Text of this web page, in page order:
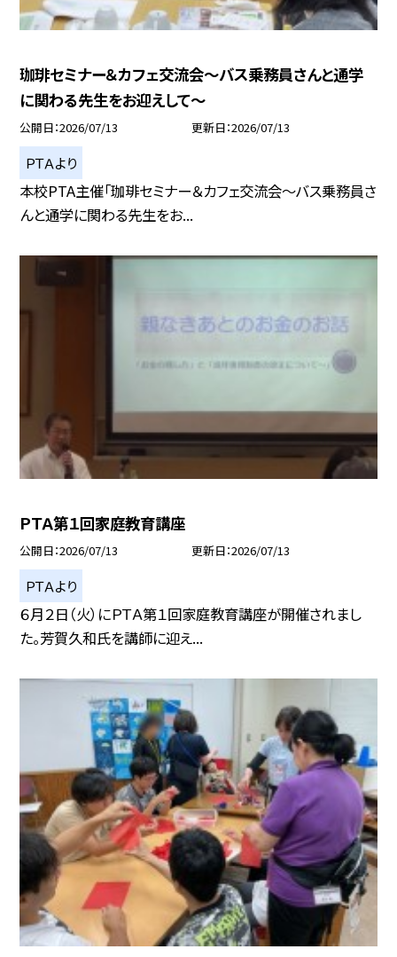
珈琲セミナー＆カフェ交流会～バス乗務員さんと通学
に関わる先生をお迎えして～
公開日 2026/07/13 更新日 2026/07/13
ＰＴＡより
本校PTA主催「珈琲セミナー＆カフェ交流会～バス乗務員さ
んと通学に関わる先生をお...
ＰＴＡ第１回家庭教育講座
公開日 2026/07/13 更新日 2026/07/13
ＰＴＡより
６月２日（火）にＰＴＡ第１回家庭教育講座が開催されまし
た。芳賀久和氏を講師に迎え...